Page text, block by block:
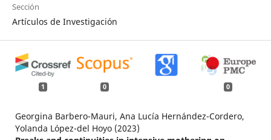
Sección
Artículos de Investigación
1 0 0
Georgina Barbero-Mauri, Ana Lucía Hernández-Cordero,
Yolanda López-del Hoyo (2023)